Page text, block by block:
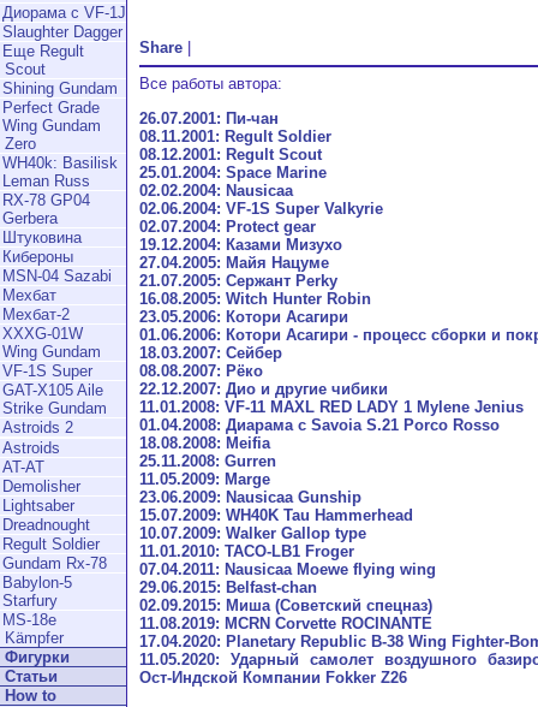
Диорама с VF-1J
Slaughter Dagger
Еще Regult
Scout
Shining Gundam
Perfect Grade
Wing Gundam
Zero
WH40k: Basilisk
Leman Russ
RX-78 GP04
Gerbera
Штуковина
Кибероны
MSN-04 Sazabi
Мехбат
Мехбат-2
XXXG-01W
Wing Gundam
VF-1S Super
GAT-X105 Aile
Strike Gundam
Astroids 2
Astroids
AT-AT
Demolisher
Lightsaber
Dreadnought
Regult Soldier
Gundam Rx-78
Babylon-5
Starfury
MS-18e
Kämpfer
Фигурки
Статьи
How to
Share
Все работы автора:
26.07.2001: Пи-чан
08.11.2001: Regult Soldier
08.12.2001: Regult Scout
25.01.2004: Space Marine
02.02.2004: Nausicaa
02.06.2004: VF-1S Super Valkyrie
02.07.2004: Protect gear
19.12.2004: Казами Мизухо
27.04.2005: Майя Нацуме
21.07.2005: Сержант Perky
16.08.2005: Witch Hunter Robin
23.05.2006: Котори Асагири
01.06.2006: Котори Асагири - процесс сборки и
18.03.2007: Сейбер
08.08.2007: Рёко
22.12.2007: Дио и другие чибики
11.01.2008: VF-11 MAXL RED LADY 1 Mylene Jenius
01.04.2008: Диарама с Savoia S.21 Porco Rosso
18.08.2008: Meifia
25.11.2008: Gurren
11.05.2009: Marge
23.06.2009: Nausicaa Gunship
15.07.2009: WH40K Tau Hammerhead
10.07.2009: Walker Gallop type
11.01.2010: TACO-LB1 Froger
07.04.2011: Nausicaa Moewe flying wing
29.06.2015: Belfast-chan
02.09.2015: Миша (Советский спецназ)
11.08.2019: MCRN Corvette ROCINANTE
17.04.2020: Planetary Republic B-38 Wing Fighter-
11.05.2020: Ударный самолет воздушного
Ост-Индской Компании Fokker Z26